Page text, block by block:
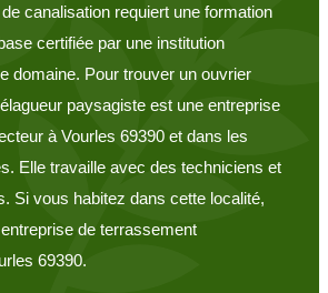
canalisation requiert une formation
certifiée par une institution
domaine. Pour trouver un ouvrier
paysagiste est une entreprise
à Vourles 69390 et dans les
Elle travaille avec des techniciens et
Si vous habitez dans cette localité,
de terrassement
69390.